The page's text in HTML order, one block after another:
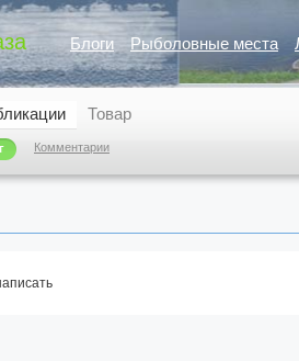
Блоги Рыболовные места
Комментарии
Товар